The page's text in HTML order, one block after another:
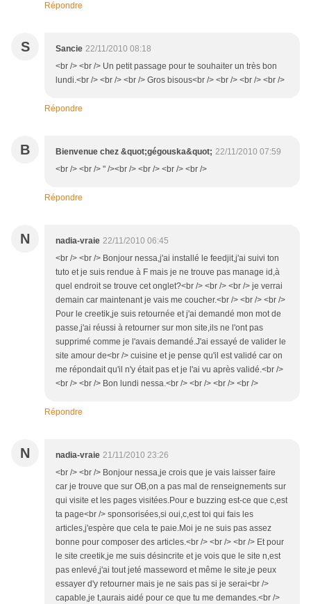
Répondre
S Sancie 22/11/2010 08:18
<br /> <br /> Un petit passage pour te souhaiter un très bon
lundi.<br /> <br /> <br /> Gros bisous<br /> <br /> <br /> <br />
Répondre
B Bienvenue chez &quot;gégouska&quot; 22/11/2010 07:59
<br /> <br /> " /><br /> <br /> <br /> <br />
Répondre
N nadia-vraie 22/11/2010 06:45
<br /> <br /> Bonjour nessa,j'ai installé le feedjit,j'ai suivi ton
tuto et je suis rendue à F mais je ne trouve pas manage id,à
quel endroit se trouve cet onglet?<br /> <br /> <br /> je verrai
demain car maintenant je vais me coucher.<br /> <br /> <br />
Pour le creetik,je suis retournée et j'ai demandé mon mot de
passe,j'ai réussi à retourner sur mon site,ils ne l'ont pas
supprimé comme je l'avais demandé.J'ai essayé de valider le
site amour de<br /> cuisine et je pense qu'il est validé car on
me répondait qu'il n'y était pas et je l'ai vu après validé.<br />
<br /> <br /> Bon lundi nessa.<br /> <br /> <br /> <br />
Répondre
N nadia-vraie 21/11/2010 23:26
<br /> <br /> Bonjour nessa,je crois que je vais laisser faire
car je trouve que sur OB,on a pas mal de renseignements sur
qui visite et les pages visitées.Pour e buzzing est-ce que c,est
ta page<br /> sponsorisées,si oui,c,est toi qui fais les
articles,j'espère que cela te paie.Moi je ne suis pas assez
bonne pour composer des articles.<br /> <br /> <br /> Et pour
le site creetik,je me suis désincrite et je vois que le site n,est
pas enlevé,j'ai tout jeté masseword et même le site,je peux
essayer d'y retourner mais je ne sais pas si je serai<br />
capable,je t,aurais aidé pour ce que tu me demandes.<br />